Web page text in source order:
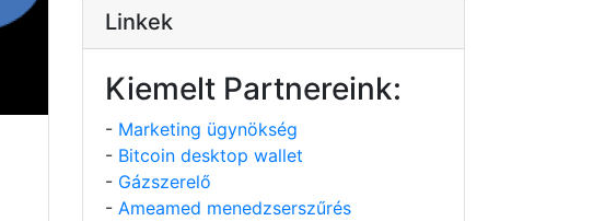
Linkek
Kiemelt Partnereink:
- Marketing ügynökség
- Bitcoin desktop wallet
- Gázszerelő
- Ameamed menedzserszűrés